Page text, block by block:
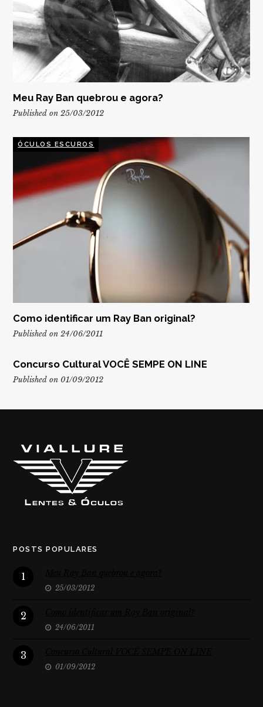
Meu Ray Ban quebrou e agora?
Published on 25/03/2012
ÓCULOS ESCUROS
Como identificar um Ray Ban original?
Published on 24/06/2011
Concurso Cultural VOCÊ SEMPE ON LINE
Published on 01/09/2012
POSTS POPULARES
1
25/03/2012
2
24/06/2011
3
01/09/2012